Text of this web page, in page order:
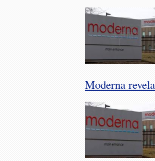
Moderna